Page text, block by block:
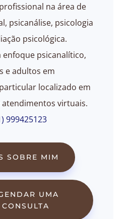
na área de
psicanálise, psicologia
psicológica.
enfoque psicanalítico,
e adultos em
localizado em
atendimentos virtuais.
999425123
SOBRE MIM
UMA
CONSULTA